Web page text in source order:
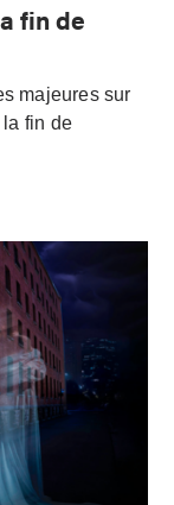
fin de
majeures sur
la fin de